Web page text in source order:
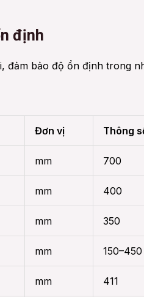
định
đảm bảo độ ổn định trong
Đơn vị Thông
mm 700
mm 400
mm 350
mm 150–450
mm 411